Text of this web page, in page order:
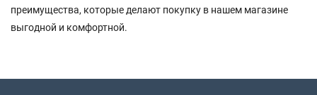
преимущества, которые делают покупку в нашем магазине
выгодной и комфортной.